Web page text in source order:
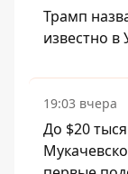
Трамп
известно в
19:03 вчера
До $20